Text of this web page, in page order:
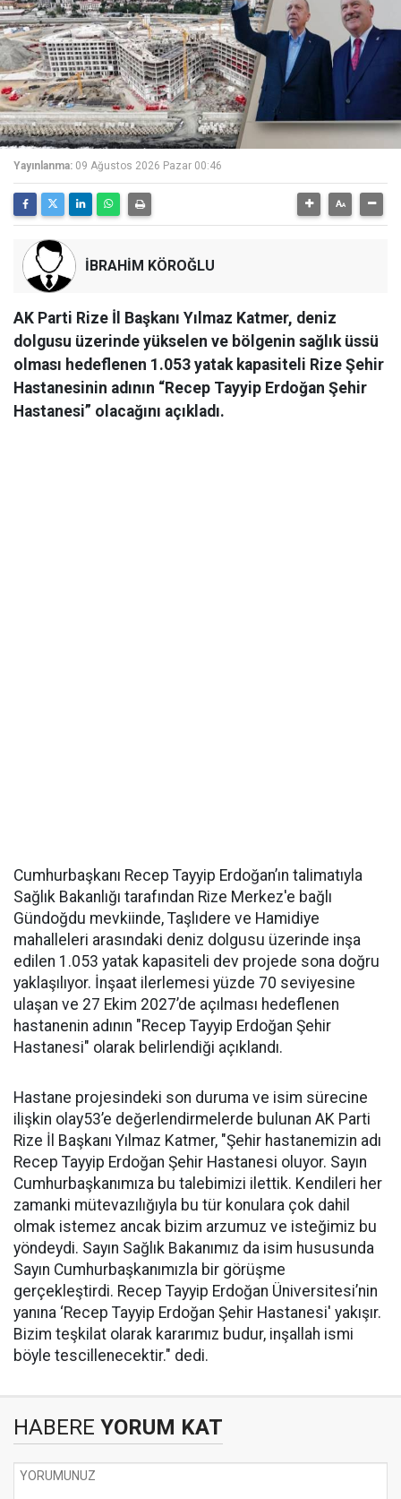
Yayınlanma: 09 Ağustos 2026 Pazar 00:46
İBRAHİM KÖROĞLU
AK Parti Rize İl Başkanı Yılmaz Katmer, deniz
dolgusu üzerinde yükselen ve bölgenin sağlık üssü
olması hedeflenen 1.053 yatak kapasiteli Rize Şehir
Hastanesinin adının “Recep Tayyip Erdoğan Şehir
Hastanesi” olacağını açıkladı.
Cumhurbaşkanı Recep Tayyip Erdoğan’ın talimatıyla
Sağlık Bakanlığı tarafından Rize Merkez'e bağlı
Gündoğdu mevkiinde, Taşlıdere ve Hamidiye
mahalleleri arasındaki deniz dolgusu üzerinde inşa
edilen 1.053 yatak kapasiteli dev projede sona doğru
yaklaşılıyor. İnşaat ilerlemesi yüzde 70 seviyesine
ulaşan ve 27 Ekim 2027’de açılması hedeflenen
hastanenin adının "Recep Tayyip Erdoğan Şehir
Hastanesi" olarak belirlendiği açıklandı.
Hastane projesindeki son duruma ve isim sürecine
ilişkin olay53’e değerlendirmelerde bulunan AK Parti
Rize İl Başkanı Yılmaz Katmer, "Şehir hastanemizin adı
Recep Tayyip Erdoğan Şehir Hastanesi oluyor. Sayın
Cumhurbaşkanımıza bu talebimizi ilettik. Kendileri her
zamanki mütevazılığıyla bu tür konulara çok dahil
olmak istemez ancak bizim arzumuz ve isteğimiz bu
yöndeydi. Sayın Sağlık Bakanımız da isim hususunda
Sayın Cumhurbaşkanımızla bir görüşme
gerçekleştirdi. Recep Tayyip Erdoğan Üniversitesi’nin
yanına ‘Recep Tayyip Erdoğan Şehir Hastanesi' yakışır.
Bizim teşkilat olarak kararımız budur, inşallah ismi
böyle tescillenecektir." dedi.
HABERE YORUM KAT